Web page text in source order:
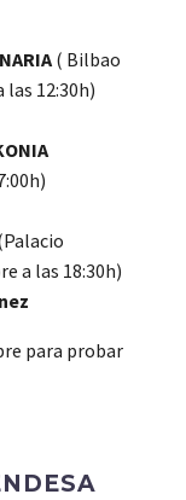
( Bilbao
12:30h)
a las 18:30h)
para probar